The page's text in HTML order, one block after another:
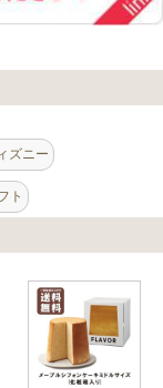
ズニー
ト